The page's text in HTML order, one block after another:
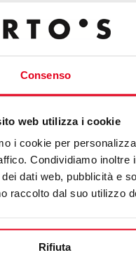
Consenso
web utilizza i cookie
i cookie per
Condividiamo
dati web, pubblicità e
raccolto dal suo utilizzo
Rifiuta
Ни одна из позиций,
нам свое
только